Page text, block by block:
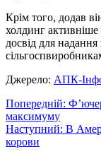
Крім того, додав
холдинг активніше
досвід для
Джерело: АПК-
Навігація
записів
Попередній:
максимуму
Наступний: В
корови